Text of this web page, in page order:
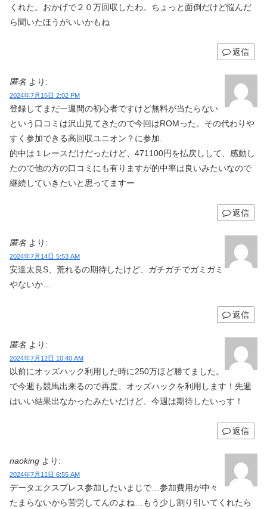
くれた。おかげで２０万回収したわ。ちょっと面倒だけど悩んだ
ら聞いたほうがいいかもね
返信
匿名 より:
2024年7月15日 2:02 PM
登録してまだ一週間の初心者ですけど無料が当たらない
という口コミは沢山見てきたので今回はROMった。その代わりや
すく参加できる高回収ユニオン？に参加.
的中は１レースだけだったけど、471100円を払戻しして、感動し
たので他の方の口コミにも有りますが的中率は良いみたいなので
継続していきたいと思ってますー
返信
匿名 より:
2024年7月14日 5:53 AM
安達太良S、荒れるの期待したけど、ガチガチでガミガミ
やないか…
返信
匿名 より:
2024年7月12日 10:40 AM
以前にオッズハック利用した時に250万ほど勝てました。
で今週も競馬出来るので再度、オッズハックを利用します！先週
はいい結果出なかったみたいだけど、今週は期待したいっす！
返信
naoking より:
2024年7月11日 6:55 AM
データエクスプレス参加したいまじで…参加費用が中々
たまらないから苦労してんのよね…もう少し割り引いてくれたら